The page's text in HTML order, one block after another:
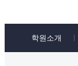
학원소개